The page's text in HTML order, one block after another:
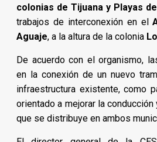
colonias de Tijuana y Playas
trabajos de interconexión en el
Aguaje, a la altura de la colonia
De acuerdo con el organismo,
en la conexión de un nuevo
infraestructura existente, como
orientado a mejorar la
que se distribuye en ambos